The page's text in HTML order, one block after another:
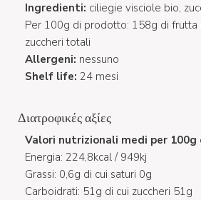
Ingredienti: ciliegie visciole bio,
Per 100g di prodotto: 158g di frutta
zuccheri totali
Allergeni: nessuno
Shelf life: 24 mesi
Διατροφικές αξίες
Valori nutrizionali medi per
Energia: 224,8kcal / 949kj
Grassi: 0,6g di cui saturi 0g
Carboidrati: 51g di cui zuccheri 51g